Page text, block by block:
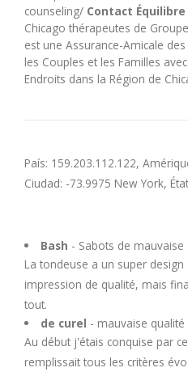
W
X
Z
counseling/ Contact
Chicago thérapeutes de
est une Assurance-Amicale
les Couples et les Familles
Endroits dans la Région de
País: 159.203.112.122,
Ciudad: -73.9975 New York,
Bash - Sabots de mauvaise
La tondeuse a un super
impression de qualité, mais
tout.
de curel - mauvaise
Au début j'étais conquise par
remplissait tous les critères